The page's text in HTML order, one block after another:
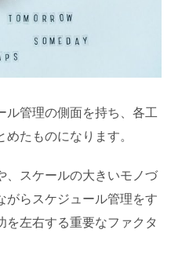
ル管理の側面を持ち、各工
たものになります。
、スケールの大きいモノづ
がらスケジュール管理をす
を左右する重要なファクタ